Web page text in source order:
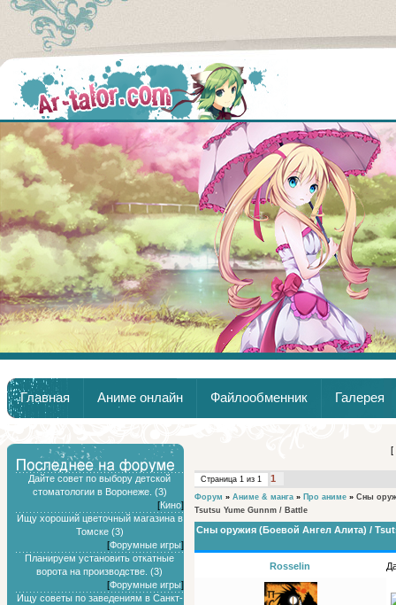
Главная
Аниме
Главная Аниме онлайн Файлообменник Галерея
Дайте совет по выбору детской
стоматологии в Воронеже. (3)
[Кино]
Ищу хороший цветочный магазина в
Томске (3)
[Форумные игры]
Планируем установить откатные
ворота на производстве. (3)
[Форумные игры]
Ищу советы по заведениям в Санкт-
[
Страница 1 из 1 1
Форум » Аниме & манга » Про аниме » Сны
Tsutsu Yume Gunnm / Battle
Сны оружия (Боевой Ангел Алита) /
Rosselin